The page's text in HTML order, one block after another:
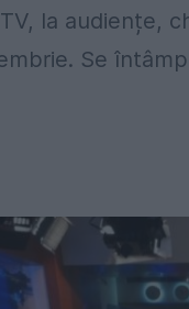
la audiențe,
Se